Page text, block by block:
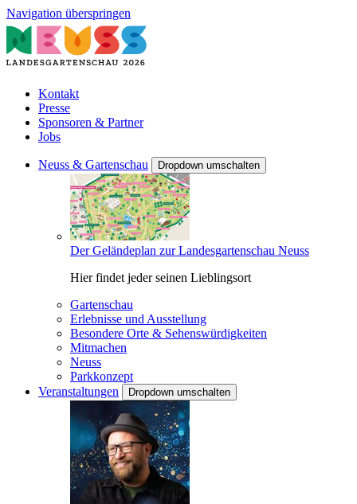
Navigation überspringen
Kontakt
Presse
Sponsoren & Partner
Jobs
Neuss & Gartenschau Dropdown umschalten
Der Geländeplan zur Landesgartenschau Neuss
Hier findet jeder seinen Lieblingsort
Gartenschau
Erlebnisse und Ausstellung
Besondere Orte & Sehenswürdigkeiten
Mitmachen
Neuss
Parkkonzept
Veranstaltungen
Dropdown umschalten